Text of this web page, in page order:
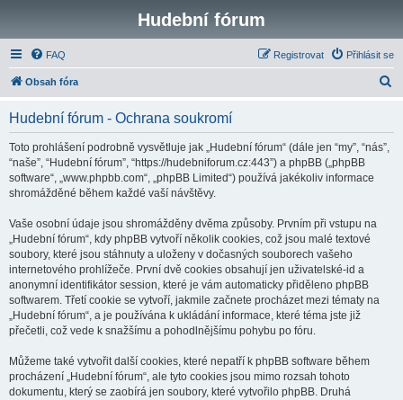
Hudební fórum
FAQ Přihlásit se
Registrovat
Obsah fóra
Hudební fórum - Ochrana soukromí
Toto prohlášení podrobně vysvětluje jak „Hudební fórum“ (dále jen “my”, “nás”,
“naše”, “Hudební fórum”, “https://hudebniforum.cz:443”) a phpBB („phpBB
software“, „www.phpbb.com“, „phpBB Limited“) používá jakékoliv informace
shromážděné během každé vaší návštěvy.
Vaše osobní údaje jsou shromážděny dvěma způsoby. Prvním při vstupu na
„Hudební fórum“, kdy phpBB vytvoří několik cookies, což jsou malé textové
soubory, které jsou stáhnuty a uloženy v dočasných souborech vašeho
internetového prohlížeče. První dvě cookies obsahují jen uživatelské-id a
anonymní identifikátor session, které je vám automaticky přiděleno phpBB
softwarem. Třetí cookie se vytvoří, jakmile začnete procházet mezi tématy na
„Hudební fórum“, a je používána k ukládání informace, které téma jste již
přečetli, což vede k snažšímu a pohodlnějšímu pohybu po fóru.
Můžeme také vytvořit další cookies, které nepatří k phpBB software během
procházení „Hudební fórum“, ale tyto cookies jsou mimo rozsah tohoto
dokumentu, který se zaobírá jen soubory, které vytvořilo phpBB. Druhá